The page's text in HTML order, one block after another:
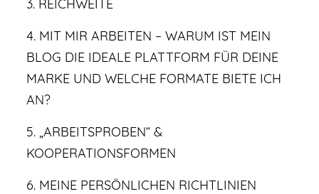
3. REICHWEITE
4. MIT MIR ARBEITEN – WARUM IST MEIN
BLOG DIE IDEALE PLATTFORM FÜR DEINE
MARKE UND WELCHE FORMATE BIETE ICH
AN?
5. „ARBEITSPROBEN“ &
KOOPERATIONSFORMEN
6. MEINE PERSÖNLICHEN RICHTLINIEN